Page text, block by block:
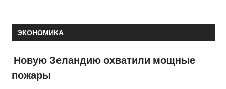
ЭКОНОМИКА
Новую Зеландию охватили мощные
пожары